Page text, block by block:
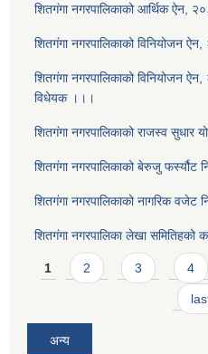
शितगंगा नगरपालिकाको आर्थिक ऐन,
शितगंगा नगरपालिकाको विनियोजन
शितगंगा नगरपालिकाको विनियोजन
विधेयक ।।।
शितगंगा नगरपालिकाको राजस्व सुधार
शितगंगा नगरपालिकाको बेरुजु फर्स्यौट
शितगंगा नगरपालिकाको नागरिक वजेट
शितगंगा नगरपालिका लेखा समितिहको
Pages
1 2 3 4
अन्य